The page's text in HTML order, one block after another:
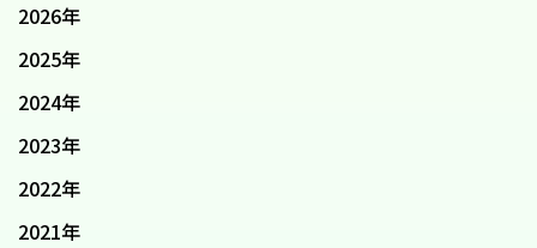
2026年
2025年
2024年
2023年
2022年
2021年